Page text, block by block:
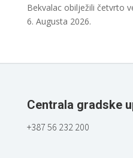
Bekvalac obilježili četvrto
6. Augusta 2026.
Centrala gradske
+387 56 232 200